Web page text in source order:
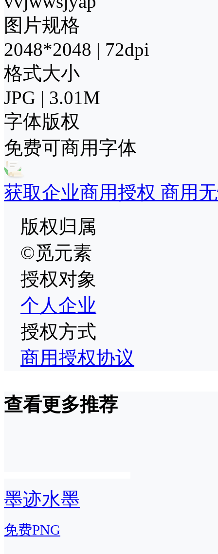
图片规格
2048*2048 | 72dpi
格式大小
JPG | 3.01M
字体版权
免费可商用字体
获取企业商用授权 商用
版权归属
©觅元素
授权对象
个人企业
授权方式
商用授权协议
查看更多推荐
墨迹水墨
免费PNG